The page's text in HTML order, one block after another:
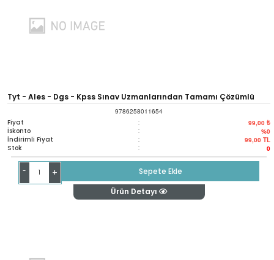
Tyt - Ales - Dgs - Kpss Sınav Uzmanlarından Tamamı Çözümlü
Konu Özetli Sözel Mantık Soru Bankası
9786258011654
Fiyat : 99,00 ₺
İskonto : %0
İndirimli Fiyat : 99,00 TL
Stok : 0
- +
Sepete Ekle
Ürün Detayı